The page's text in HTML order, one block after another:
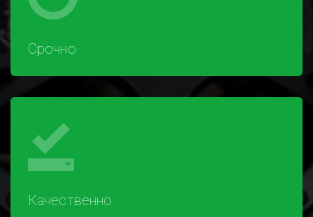
Срочно
Качественно